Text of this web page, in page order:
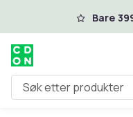
Hopp til Bare
Søk etter produkter